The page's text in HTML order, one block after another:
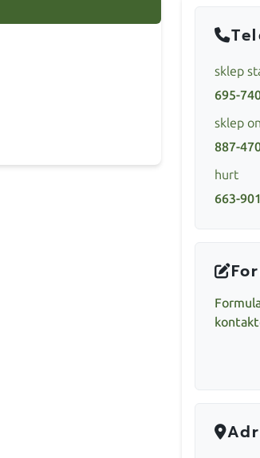
sklep
695-
sklep
887-
hurt
663-